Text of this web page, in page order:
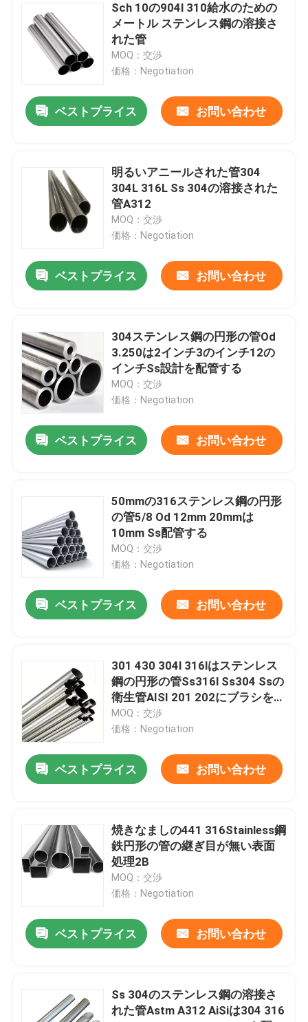
企業情報
接触
製品
ステンレス鋼の版シート
ステンレス鋼のコイル
SSの正方形の管
継ぎ目が無いステンレス鋼の管
ステンレス鋼のストリップ
合金鋼のストリップ
合金鋼の管
合金鋼のコイル
電流を通された鋼板
Sch 10の904l 310給水のための
メートル ステンレス鋼の溶接さ
れた管
MOQ：交渉
価格：Negotiation
ベストプライス お問い合わせ
明るいアニールされた管304
304L 316L Ss 304の溶接された
管A312
MOQ：交渉
価格：Negotiation
ベストプライス お問い合わせ
304ステンレス鋼の円形の管Od
3.250は2インチ3のインチ12の
インチSs設計を配管する
MOQ：交渉
価格：Negotiation
ベストプライス お問い合わせ
50mmの316ステンレス鋼の円形
の管5/8 Od 12mm 20mmは
10mm Ss配管する
MOQ：交渉
価格：Negotiation
ベストプライス お問い合わせ
301 430 304l 316lはステンレス
鋼の円形の管Ss316l Ss304 Ssの
衛生管AISI 201 202にブラシをか
けた
MOQ：交渉
価格：Negotiation
ベストプライス お問い合わせ
焼きなましの441 316Stainless鋼
鉄円形の管の継ぎ目が無い表面
処理2B
MOQ：交渉
価格：Negotiation
ベストプライス お問い合わせ
Ss 304のステンレス鋼の溶接さ
れた管Astm A312 AiSiは304 316